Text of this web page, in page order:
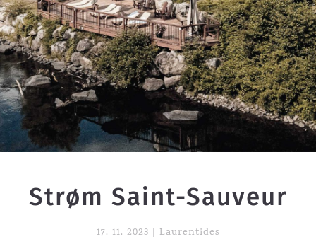
Strøm Saint-Sauveur
17. 11. 2023 Laurentides